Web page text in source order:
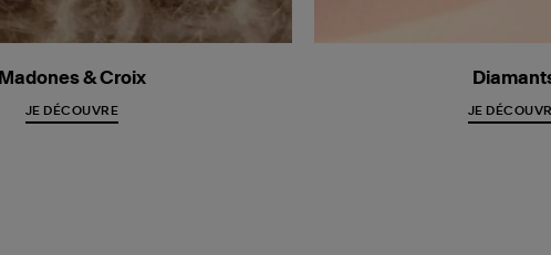
Madones & Croix
JE DÉCOUVRE JE